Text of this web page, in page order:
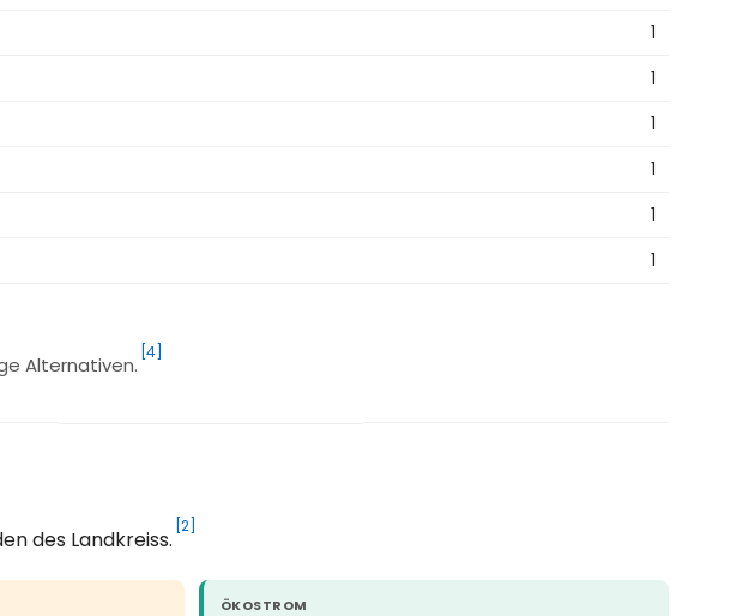
1
1
1
1
1
1
Alternativen.
[4]
des Landkreiss. [2]
ÖKOSTROM